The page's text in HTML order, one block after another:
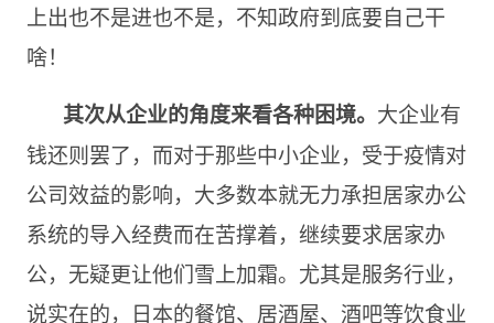
上出也不是进也不是，不知政府到底要自己干
啥！
其次从企业的角度来看各种困境。 大企业有
钱还则罢了，而对于那些中小企业，受于疫情对
公司效益的影响，大多数本就无力承担居家办公
系统的导入经费而在苦撑着，继续要求居家办
公，无疑更让他们雪上加霜。尤其是服务行业，
说实在的，日本的餐馆、居酒屋、酒吧等饮食业